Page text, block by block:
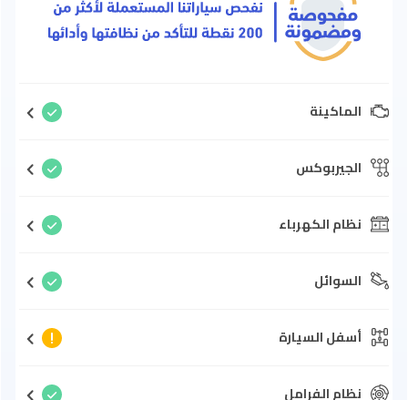
الماكينة
الجيربوكس
نظام الكهرباء
السوائل
أسفل السيارة
نظام الفرامل